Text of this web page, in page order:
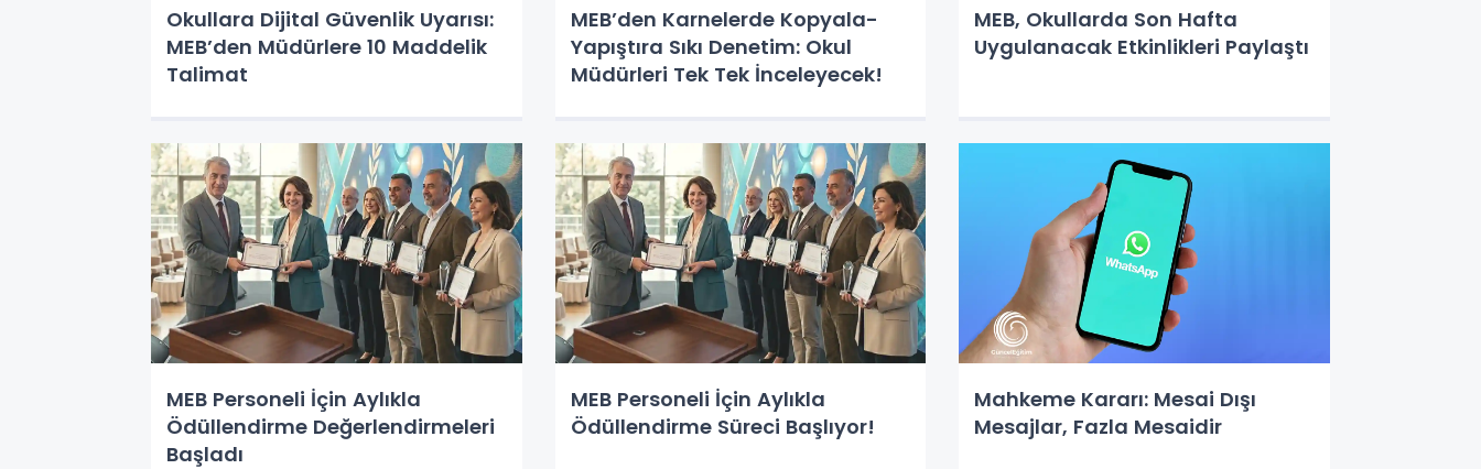
Okullara Dijital Güvenlik Uyarısı:
MEB’den Müdürlere 10 Maddelik
Talimat
MEB’den Karnelerde Kopyala-
Yapıştıra Sıkı Denetim: Okul
Müdürleri Tek Tek İnceleyecek!
MEB, Okullarda Son Hafta
Uygulanacak Etkinlikleri Paylaştı
MEB Personeli İçin Aylıkla
Ödüllendirme Değerlendirmeleri
Başladı
MEB Personeli İçin Aylıkla
Ödüllendirme Süreci Başlıyor!
Mahkeme Kararı: Mesai Dışı
Mesajlar, Fazla Mesaidir